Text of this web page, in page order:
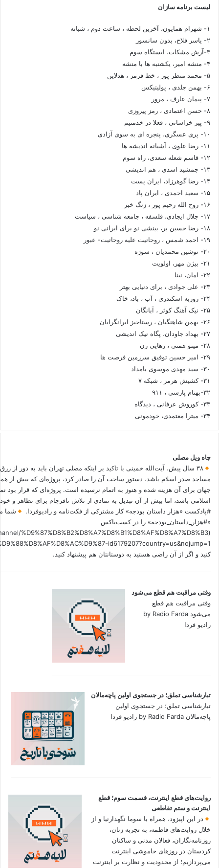
لیست برنامه سازان
۱- شهرام همایون، آخرین لحظه ، ساعت دوم ، شبانه
۲- یاسر فلاح، بدون سانسور
۳-آرش مشکات، ایستگاه سوم
۴- منشه امیر، یکشنبه ها با منشه
۵- محمد منظر پور ، خط قرمز ، هدلاین
۶- بهمن جلدی ، پولیتیکس
۷- پیمان عارف ، مرور
۸- حسن اعتمادی ، رمز پیروزی
۹- پیر خراسانی ، فعلا در خدمتیم
۱۰- پری عسگری، پنجره ای به سوی آزادی
۱۱- رضا علوی ، آشیانه اندیشه ها
۱۲- قاسم شعله سعدی، راه سوم
۱۳- جمشید اسدی ، هم اندیشی
۱۴- رضا گوهرزاد، ایران پست
۱۵- سعید احمدی ، ایران پاد
۱۶- روح الله رحیم پور ، زنگ خبر
۱۷- جلال ایجادی، فلسفه ، جامعه شناسی ، سیاست
۱۸- رضا حسین بر، بینشی نو برای ایرانی نو
۱۹- احمد شمس ، روحانیت علیه روحانیت- عبور
۲۰- نوشین محمدیان ، سوژه
۲۱- بیژن مهر، اولویت
۲۲- امان، نینا
۲۳- علی جوادی ، برای دنیایی بهتر
۲۴- روزبه اسکندری ، آب ، باد، خاک
۲۵- نیک آهنگ کوثر ، آبانگان
۲۶- بهمن شاهنگیان ، رستاخیز ایرانگرایان
۲۷- بهداد جاودان، پگاه نیک اندیشی
۲۸- مینو همتی ، رهایی زن
۲۹- امیر حسین توفیق سرزمین فرصت ها
۳۰- سید مهدی موسوی بامداد
۳۱- کشیش هرمز ، شبکه ۷
۳۲-بهنام پارسی ، ۹۱۱
۳۳- کوروش عرفانی ، دیدگاه
۳۴- میترا معتمدی، خودمونی
چاه ویل مصلی
۳۸ سال پیش، آیت‌الله خمینی با تاکید بر اینکه مصلی تهران باید به دور از
مساجد صدر اسلام باشد، دستور ساخت آن را صادر کرد، پروژه‌ای که بیش از
جهان برای آن هزینه شده و هنوز به اتمام نرسیده است. پروژه‌ای که قرار بود
اسلامی باشد، اما بیش از آن تبدیل به نمادی از تلاش نافرجام برای تظاهر و
#پادکست «هزار داستان بودجه» کار مشترکی از فکت‌نامه و رادیوفردا.
شما
«#هزار_داستان_بودجه» را در کست‌باکس
%D9%87%D8%B2%D8%A7%D8%B1%D8%AF%D8%A7%D8%B3
کنید و اگر از آن راضی هستید به دوستانتان هم پیشنهاد کنید.
وقتی مراقبت هم قطع می‌شود
وقتی مراقبت هم قطع
می‌شود by Radio Farda
رادیو فردا
تبارشناسی تملق؛ در جستجوی اولین‌ پاچه‌مالان
تبارشناسی تملق؛ در جستجوی اولین‌
پاچه‌مالان by Radio Farda رادیو فردا
روایت‌های قطع اینترنت، قسمت سوم؛ قطع
اینترنت و ستم تقاطعی
در این اپیزود، همراه با سوما نگهدارنیا و از
خلال روایت‌های فاطمه، به تجربه زنان،
روزنامه‌نگاران، فعالان مدنی و ساکنان
کردستان در روزهای خاموشی اینترنت
می‌پردازیم؛ از محدودیت و نظارت بر اینترنت